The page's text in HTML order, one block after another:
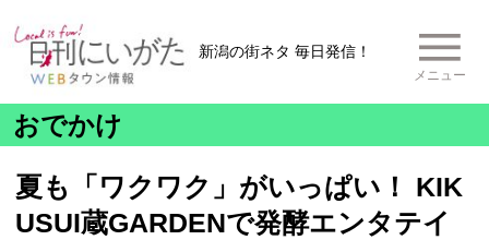
新潟の街ネタ 毎日発信！
メニュー
おでかけ
夏も「ワクワク」がいっぱい！ KIK
USUI蔵GARDENで発酵エンタテイ